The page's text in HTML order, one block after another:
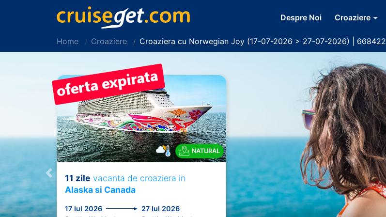
Despre Noi Croaziere
Home Croaziere Croaziera cu Norwegian Joy (17-07-2026 > 27-07-2026) | 668422
Previous
NATURAL
11 zile vacanta de croaziera in
Alaska si Canada
17 Iul 2026 27 Iul 2026